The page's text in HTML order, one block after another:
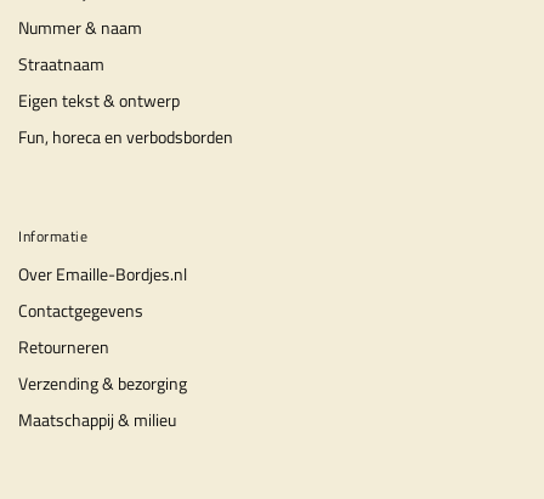
Nummer & naam
Straatnaam
Eigen tekst & ontwerp
Fun, horeca en verbodsborden
Informatie
Over Emaille-Bordjes.nl
Contactgegevens
Retourneren
Verzending & bezorging
Maatschappij & milieu